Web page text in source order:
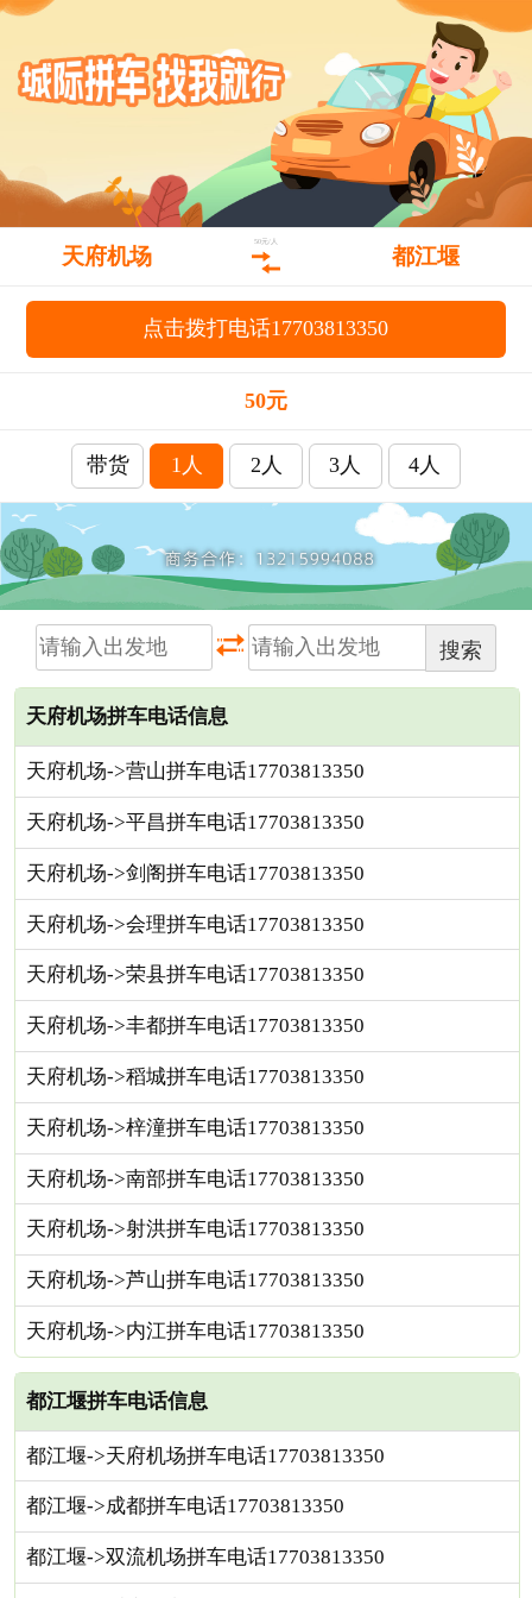
天府机场
50元/人
都江堰
点击拨打电话17703813350
50元
带货 1人 2人 3人 4人
搜索
天府机场拼车电话信息
天府机场->营山拼车电话17703813350
天府机场->平昌拼车电话17703813350
天府机场->剑阁拼车电话17703813350
天府机场->会理拼车电话17703813350
天府机场->荣县拼车电话17703813350
天府机场->丰都拼车电话17703813350
天府机场->稻城拼车电话17703813350
天府机场->梓潼拼车电话17703813350
天府机场->南部拼车电话17703813350
天府机场->射洪拼车电话17703813350
天府机场->芦山拼车电话17703813350
天府机场->内江拼车电话17703813350
都江堰拼车电话信息
都江堰->天府机场拼车电话17703813350
都江堰->成都拼车电话17703813350
都江堰->双流机场拼车电话17703813350